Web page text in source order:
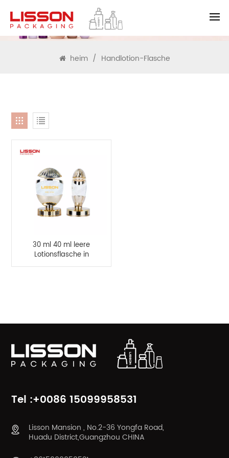
SUCHEN
heim / Handlotion-Flasche
30 ml 40 ml leere
Lotionsflasche in
Eiform mit
Tel :+0086 15099958531
Lisson Mansion , No.2-36 Yongfa Road,
Huadu District,Guangzhou CHINA